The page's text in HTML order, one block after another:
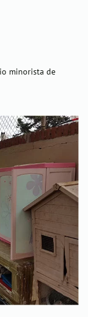
minorista de